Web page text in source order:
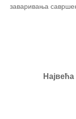
заваривања